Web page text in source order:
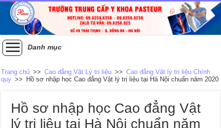
Danh mục
Trang chủ >> Cao đẳng Vật Lý trị liệu >> Cao đẳng Vật lý trị liệu Chính
quy >> Hồ sơ nhập học Cao đẳng Vật lý trị liệu tại Hà Nội chuẩn năm 2020
Hồ sơ nhập học Cao đẳng Vật
lý trị liệu tại Hà Nội chuẩn năm